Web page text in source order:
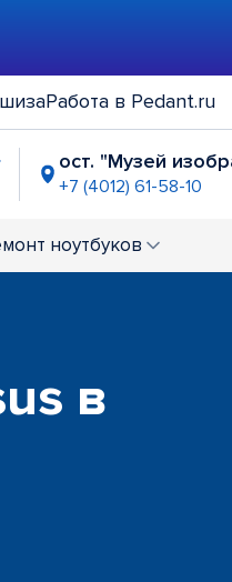
Работа в Pedant.ru
ост. "Музей
+7 (4012) 61-58-10
+7
ноутбуков
в